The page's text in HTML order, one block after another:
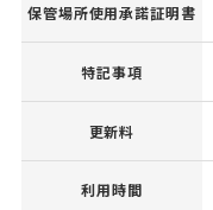
保管場所使用承諾証明書
特記事項
更新料
利用時間